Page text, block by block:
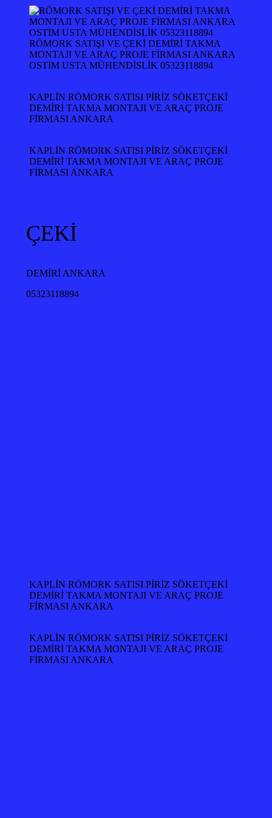
RÖMORK SATIŞI VE ÇEKİ DEMİRİ TAKMA
MONTAJI VE ARAÇ PROJE FİRMASI ANKARA
OSTİM USTA MÜHENDİSLİK 05323118894
KAPLİN RÖMORK SATISI PİRİZ SÖKETÇEKİ
DEMİRİ TAKMA MONTAJI VE ARAÇ PROJE
FİRMASI ANKARA
KAPLİN RÖMORK SATISI PİRİZ SÖKETÇEKİ
DEMİRİ TAKMA MONTAJI VE ARAÇ PROJE
FİRMASI ANKARA
ÇEKİ
DEMİRİ ANKARA
05323118894
KAPLİN RÖMORK SATISI PİRİZ SÖKETÇEKİ
DEMİRİ TAKMA MONTAJI VE ARAÇ PROJE
FİRMASI ANKARA
KAPLİN RÖMORK SATISI PİRİZ SÖKETÇEKİ
DEMİRİ TAKMA MONTAJI VE ARAÇ PROJE
FİRMASI ANKARA